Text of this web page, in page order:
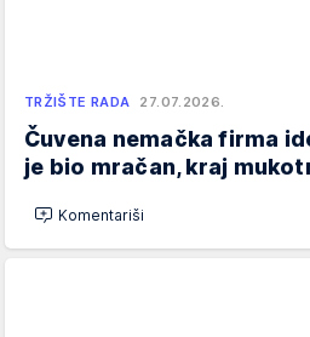
TRŽIŠTE RADA 27.07.2026.
Čuvena nemačka firma
je bio mračan, kraj
Komentariši